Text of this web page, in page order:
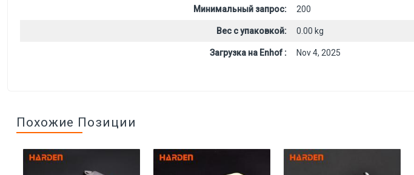
Минимальный запрос: 200
Вес с упаковкой: 0.00 kg
Загрузка на Enhof : Nov 4, 2025
Похожие Позиции